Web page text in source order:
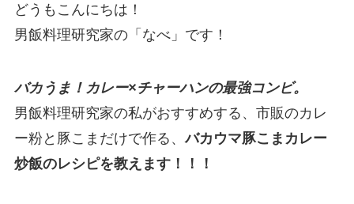
どうもこんにちは！
男飯料理研究家の「なべ」です！
バカうま！カレー×チャーハンの最強コンビ。
男飯料理研究家の私がおすすめする、市販のカレ
ー粉と豚こまだけで作る、バカウマ豚こまカレー
炒飯のレシピを教えます！！！